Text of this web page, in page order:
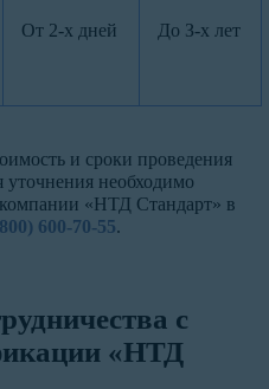
От 2-х дней До З-х лет
и сроки проведения
уточнения необходимо
компании «НТД Стандарт» в
600-70-55.
с
«НТД